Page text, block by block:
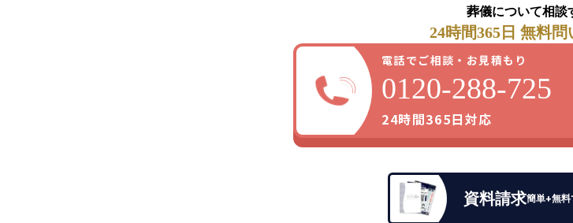
葬儀について相談
24時間365日 無料問
電話でご相談・お見積もり
0120-288-725
24時間365日対応
資料請求簡単+無料